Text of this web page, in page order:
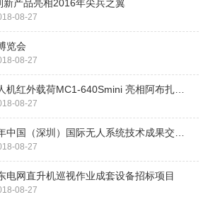
新产品亮相2016年尖兵之翼
08-27
览会
08-27
08-27
08-27
电网直升机巡视作业成套设备招标项目
08-27